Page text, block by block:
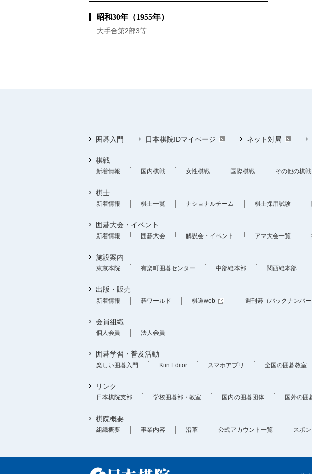
昭和30年（1955年）
大手合第2部3等
囲碁入門 日本棋院IDマイページ ネット対局
棋戦
新着情報 国内棋戦 女性棋戦 国際棋戦 その他の棋戦
棋士
新着情報 棋士一覧 ナショナルチーム 棋士採用試験
囲碁大会・イベント
新着情報 囲碁大会 解説会・イベント アマ大会一覧
施設案内
東京本院 有楽町囲碁センター 中部総本部 関西総本部
出版・販売
新着情報 碁ワールド 棋道web 週刊碁（バックナンバー
会員組織
個人会員 法人会員
囲碁学習・普及活動
楽しい囲碁入門 Kiin Editor スマホアプリ 全国の囲碁教室
リンク
日本棋院支部 学校囲碁部・教室 国内の囲碁団体 国外の囲
棋院概要
組織概要 事業内容 沿革 公式アカウント一覧 スポ